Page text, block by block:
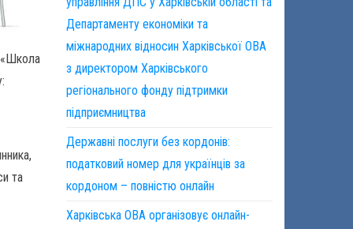
«Школа
та
Департаменту економіки та
міжнародних відносин Харківської ОВА
з директором Харківського
регіонального фонду підтримки
підприємництва
Державні послуги без кордонів:
податковий номер для українців за
кордоном – повністю онлайн
Харківська ОВА організовує онлайн-